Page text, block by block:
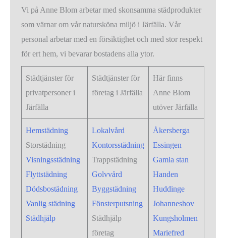
Vi på Anne Blom arbetar med skonsamma städprodukter
som värnar om vår natursköna miljö i Järfälla. Vår
personal arbetar med en försiktighet och med stor respekt
för ert hem, vi bevarar bostadens alla ytor.
Städtjänster för
privatpersoner i
Järfälla
Städtjänster för
företag i Järfälla
Här finns
Anne Blom
utöver Järfälla
Hemstädning
Storstädning
Visningsstädning
Flyttstädning
Dödsbostädning
Vanlig städning
Städhjälp
Lokalvård
Kontorsstädning
Trappstädning
Golvvård
Byggstädning
Fönsterputsning
Städhjälp
företag
Åkersberga
Essingen
Gamla stan
Handen
Huddinge
Johanneshov
Kungsholmen
Mariefred